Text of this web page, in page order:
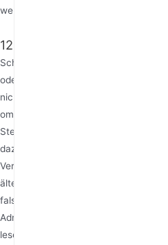
werden sollte.
12. Installations- und
Schließlich resultieren viele
oder Konfiguration. Beispiele hierfür
nicht vertikal zu positionieren (das
omnidirektionale Antennen ist
Steering“ (Kombination von 2.4- und
dazu, dass Geräte sich mit dem
Verwendung von übermäßig
älteren Clients inkompatibel ist, oder
falschen Regionencodes oder das
Admin-Panel des Routers. Sich die
lesen und den Router richtig zu